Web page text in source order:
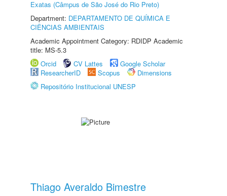
Exatas (Câmpus de São José do Rio Preto)
Department: DEPARTAMENTO DE QUÍMICA E
CIÊNCIAS AMBIENTAIS
Academic Appointment Category: RDIDP Academic
title: MS-5.3
Orcid
CV Lattes
Google Scholar
ResearcherID
Scopus
Dimensions
Repositório Institucional UNESP
Thiago Averaldo Bimestre